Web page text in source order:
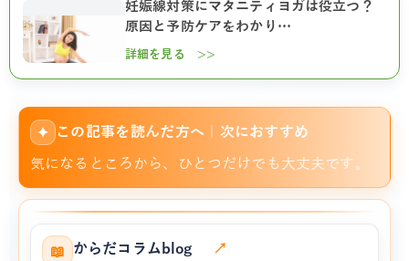
妊娠線対策にマタニティヨガは役立つ？
原因と予防ケアをわかり…
詳細を見る >>
✦ この記事を読んだ方へ｜次におすすめ
気になるところから、ひとつだけでも大丈夫です。
📖 からだコラムblog
↗